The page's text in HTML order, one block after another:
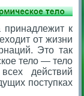
принадлежит к
от жизни
Это так
тело — тело
действий
поступках